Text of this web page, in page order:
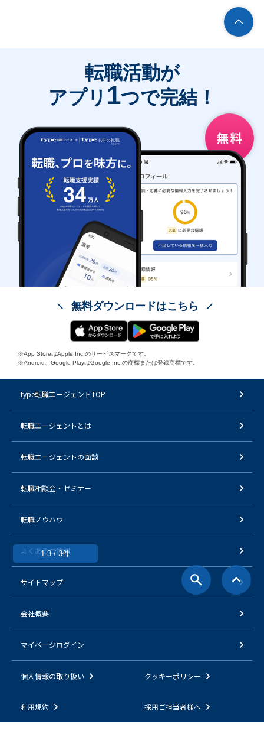
1-3 / 3件
転職活動が
アプリ 1つで完結！
無料ダウンロードはこちら
※App StoreはApple Inc.のサービスマークです。
※Android、Google PlayはGoogle Inc.の商標または登録商標です。
type転職エージェントTOP
転職エージェントとは
転職エージェントの面談
転職相談会・セミナー
転職ノウハウ
よくあるご質問
サイトマップ
会社概要
マイページログイン
個人情報の取り扱い クッキーポリシー
利用規約 採用ご担当者様へ